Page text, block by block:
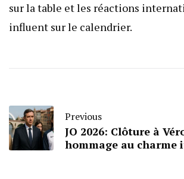
sur la table et les réactions
influent sur le calendrier.
Previous
JO 2026: Clôture à
hommage au charme